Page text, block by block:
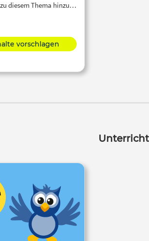
diesem Thema hinzu…
vorschlagen